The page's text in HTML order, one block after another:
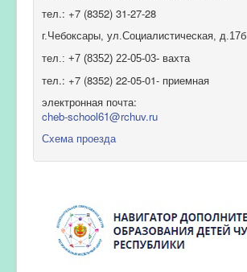
тел.: +7 (8352) 31-27-28
г.Чебоксары, ул.Социалистическая, д.17б
тел.: +7 (8352) 22-05-03- вахта
тел.: +7 (8352) 22-05-01- приемная
электронная почта:
cheb-school61@rchuv.ru
Схема проезда